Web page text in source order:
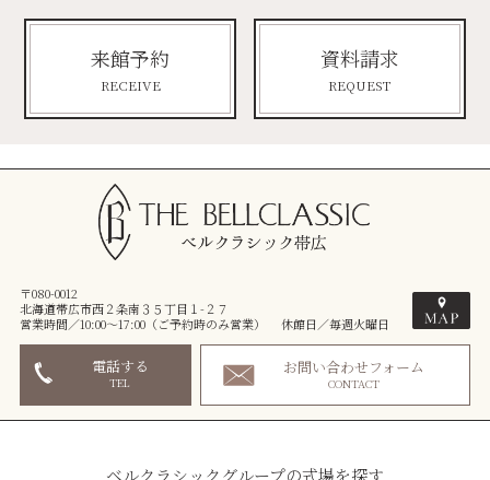
来館予約
RECEIVE
資料請求
REQUEST
〒080-0012
北海道帯広市西２条南３５丁目１-２７
営業時間／10:00～17:00（ご予約時のみ営業） 休館日／毎週火曜日
電話する
TEL
お問い合わせフォーム
CONTACT
ベルクラシックグループの式場を探す